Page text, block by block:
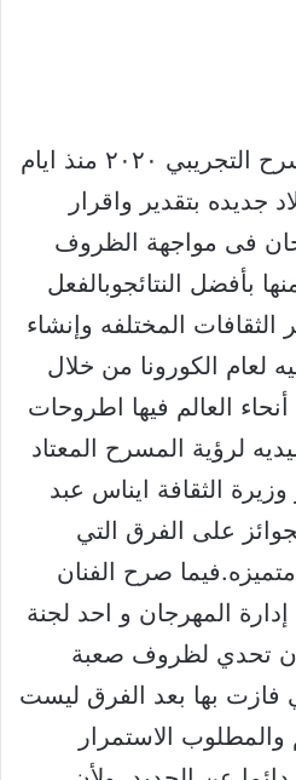
مع اختتام مهرجان المسرح التجريبي ٢٠٢٠ منذ ايام
جديده بتقدير واقرار
فى مواجهة الظروف
بأفضل النتائجوبالفعل
المختلفه وإنشاء
لعام الكورونا من خلال
العالم فيها اطروحات
لرؤية المسرح المعتاد
الثقافة ايناس عبد
على الفرق التي
صرح الفنان
المهرجان و احد لجنة
تحدي لظروف صعبة
فازت بها بعد الفرق ليست
والمطلوب الاستمرار